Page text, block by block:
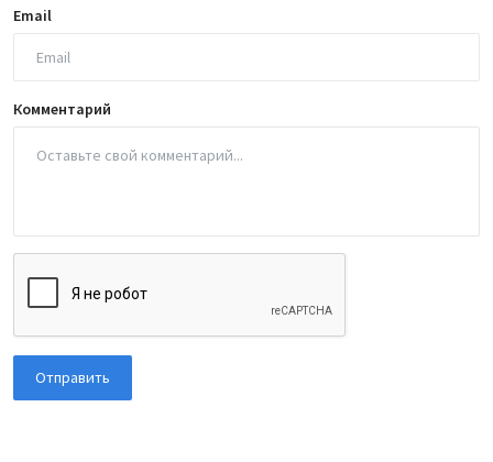
Email
Комментарий
Отправить